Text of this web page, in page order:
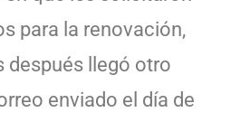
para la renovación,
después llegó otro
enviado el día de